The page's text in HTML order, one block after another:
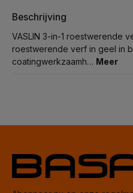
Beschrijving
VASLIN 3-in-1 roestwerende
roestwerende verf in geel in
coatingwerkzaamh… Meer